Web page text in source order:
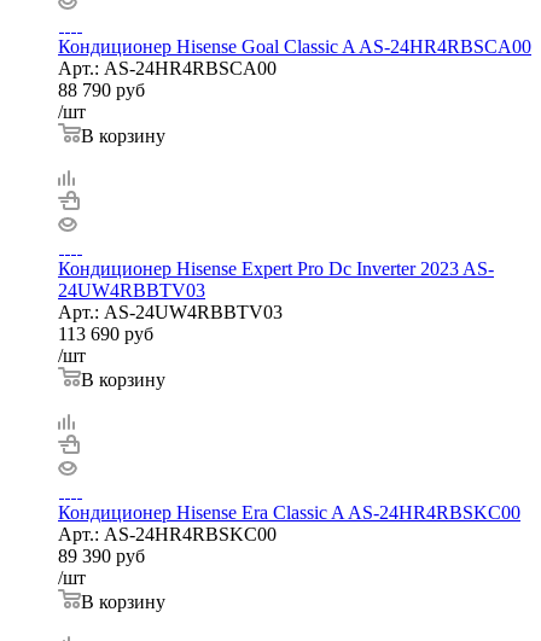
Кондиционер Hisense Goal Classic A AS-24HR4RBSCA00
Арт.: AS-24HR4RBSCA00
88 790 руб
/шт
В корзину
Кондиционер Hisense Expert Pro Dc Inverter 2023 AS-
24UW4RBBTV03
Арт.: AS-24UW4RBBTV03
113 690 руб
/шт
В корзину
Кондиционер Hisense Era Classic A AS-24HR4RBSKC00
Арт.: AS-24HR4RBSKC00
89 390 руб
/шт
В корзину